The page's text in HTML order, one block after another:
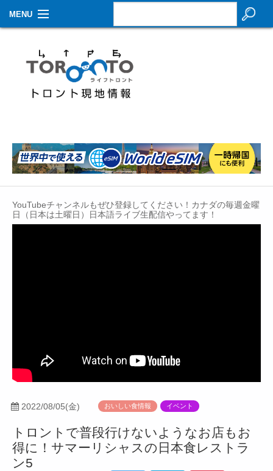
MENU
生活情報
その他
イベントカレンダー
Contact
YouTubeチャンネルもぜひ登録してください！カナダの毎週金曜
日（日本は土曜日）日本語ライブ生配信やってます！
2022/08/05(金) おいしい食情報 イベント
トロントで普段行けないようなお店もお
得に！サマーリシャスの日本食レストラ
ン5